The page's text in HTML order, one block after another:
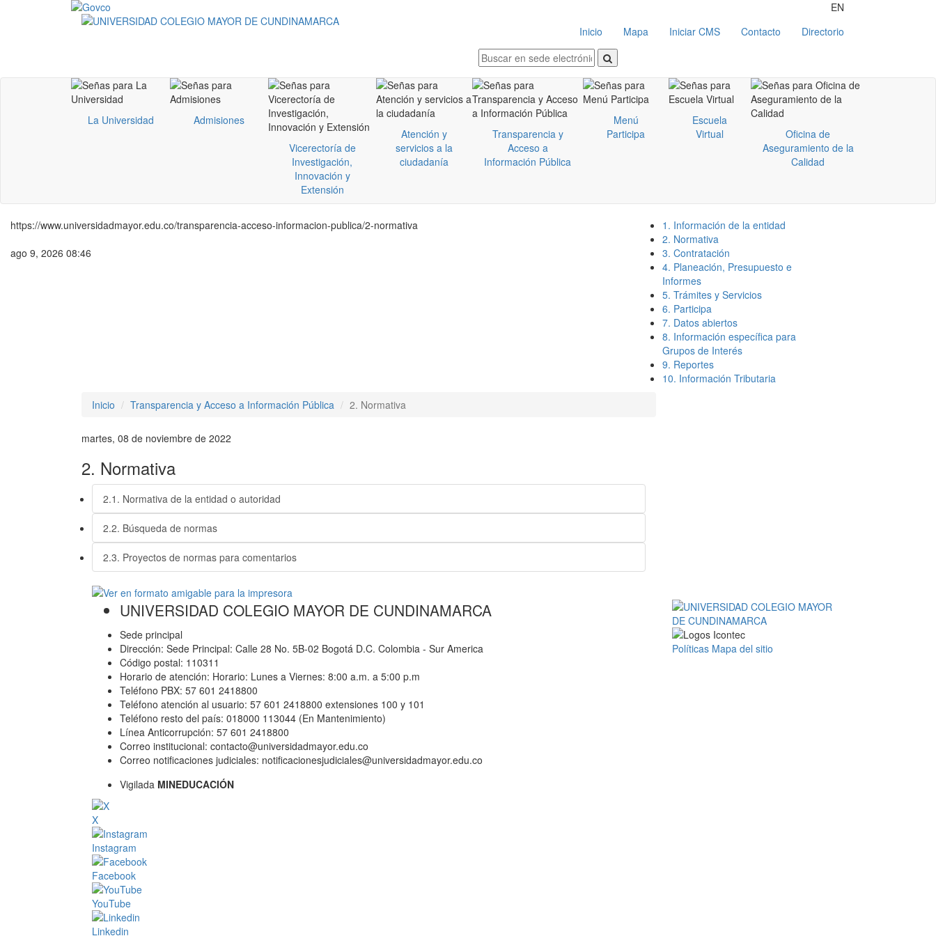
EN
Inicio
Mapa Iniciar CMS Contacto Directorio
La Universidad
Admisiones
Vicerectoría de
Investigación,
Innovación y
Extensión
Atención y
servicios a la
ciudadanía
Transparencia y
Acceso a
Información Pública
Menú
Participa
Escuela
Virtual
Oficina de
Aseguramiento de la
Calidad
https://www.universidadmayor.edu.co/transparencia-acceso-informacion-publica/2-normativa
ago 9, 2026 08:46
1. Información de la entidad
2. Normativa
3. Contratación
4. Planeación, Presupuesto e
Informes
5. Trámites y Servicios
6. Participa
7. Datos abiertos
8. Información específica para
Grupos de Interés
9. Reportes
10. Información Tributaria
Inicio
Transparencia y Acceso a Información Pública 2. Normativa
martes, 08 de noviembre de 2022
2. Normativa
2.1. Normativa de la entidad o autoridad
2.2. Búsqueda de normas
2.3. Proyectos de normas para comentarios
UNIVERSIDAD COLEGIO MAYOR DE CUNDINAMARCA
Sede principal
Dirección: Sede Principal: Calle 28 No. 5B-02 Bogotá D.C. Colombia - Sur America
Código postal: 110311
Horario de atención: Horario: Lunes a Viernes: 8:00 a.m. a 5:00 p.m
Teléfono PBX: 57 601 2418800
Teléfono atención al usuario: 57 601 2418800 extensiones 100 y 101
Teléfono resto del país: 018000 113044 (En Mantenimiento)
Línea Anticorrupción: 57 601 2418800
Correo institucional: contacto@universidadmayor.edu.co
Correo notificaciones judiciales: notificacionesjudiciales@universidadmayor.edu.co
Vigilada MINEDUCACIÓN
X
Instagram
Facebook
YouTube
Linkedin
Políticas Mapa del sitio